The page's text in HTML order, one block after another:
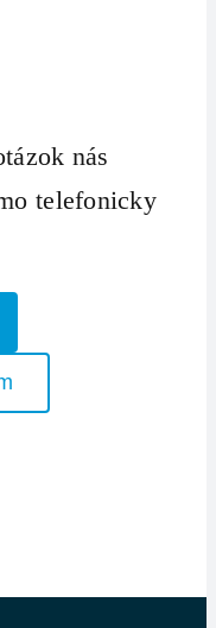
nás
telefonicky